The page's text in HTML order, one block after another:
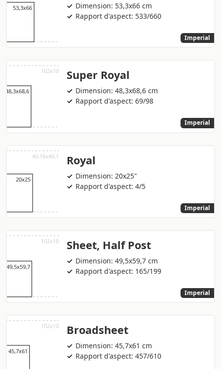
Dimension: 53,3x66 cm
Rapport d'aspect: 533/660
Imperial
Super Royal
Dimension: 48,3x68,6 cm
Rapport d'aspect: 69/98
Imperial
Royal
Dimension: 20x25"
Rapport d'aspect: 4/5
Imperial
Sheet, Half Post
Dimension: 49,5x59,7 cm
Rapport d'aspect: 165/199
Imperial
Broadsheet
Dimension: 45,7x61 cm
Rapport d'aspect: 457/610